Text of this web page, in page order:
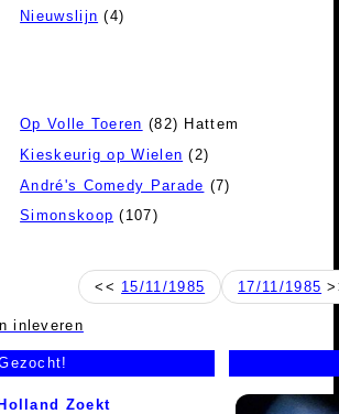
Nieuwslijn (4)
Op Volle Toeren (82) Hattem
Kieskeurig op Wielen (2)
André's Comedy Parade (7)
Simonskoop (107)
<< 15/11/1985 17/11/1985
Zoekt